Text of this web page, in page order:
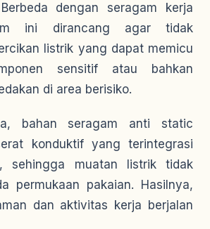
dengan seragam kerja
ini dirancang agar tidak
listrik yang dapat memicu
sensitif atau bahkan
di area berisiko.
bahan seragam anti static
konduktif yang terintegrasi
sehingga muatan listrik tidak
permukaan pakaian. Hasilnya,
dan aktivitas kerja berjalan